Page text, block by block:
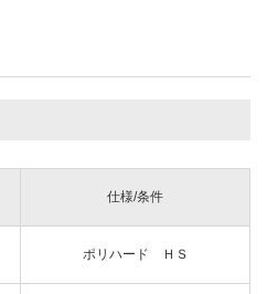
仕様/条件
ポリハード ＨＳ